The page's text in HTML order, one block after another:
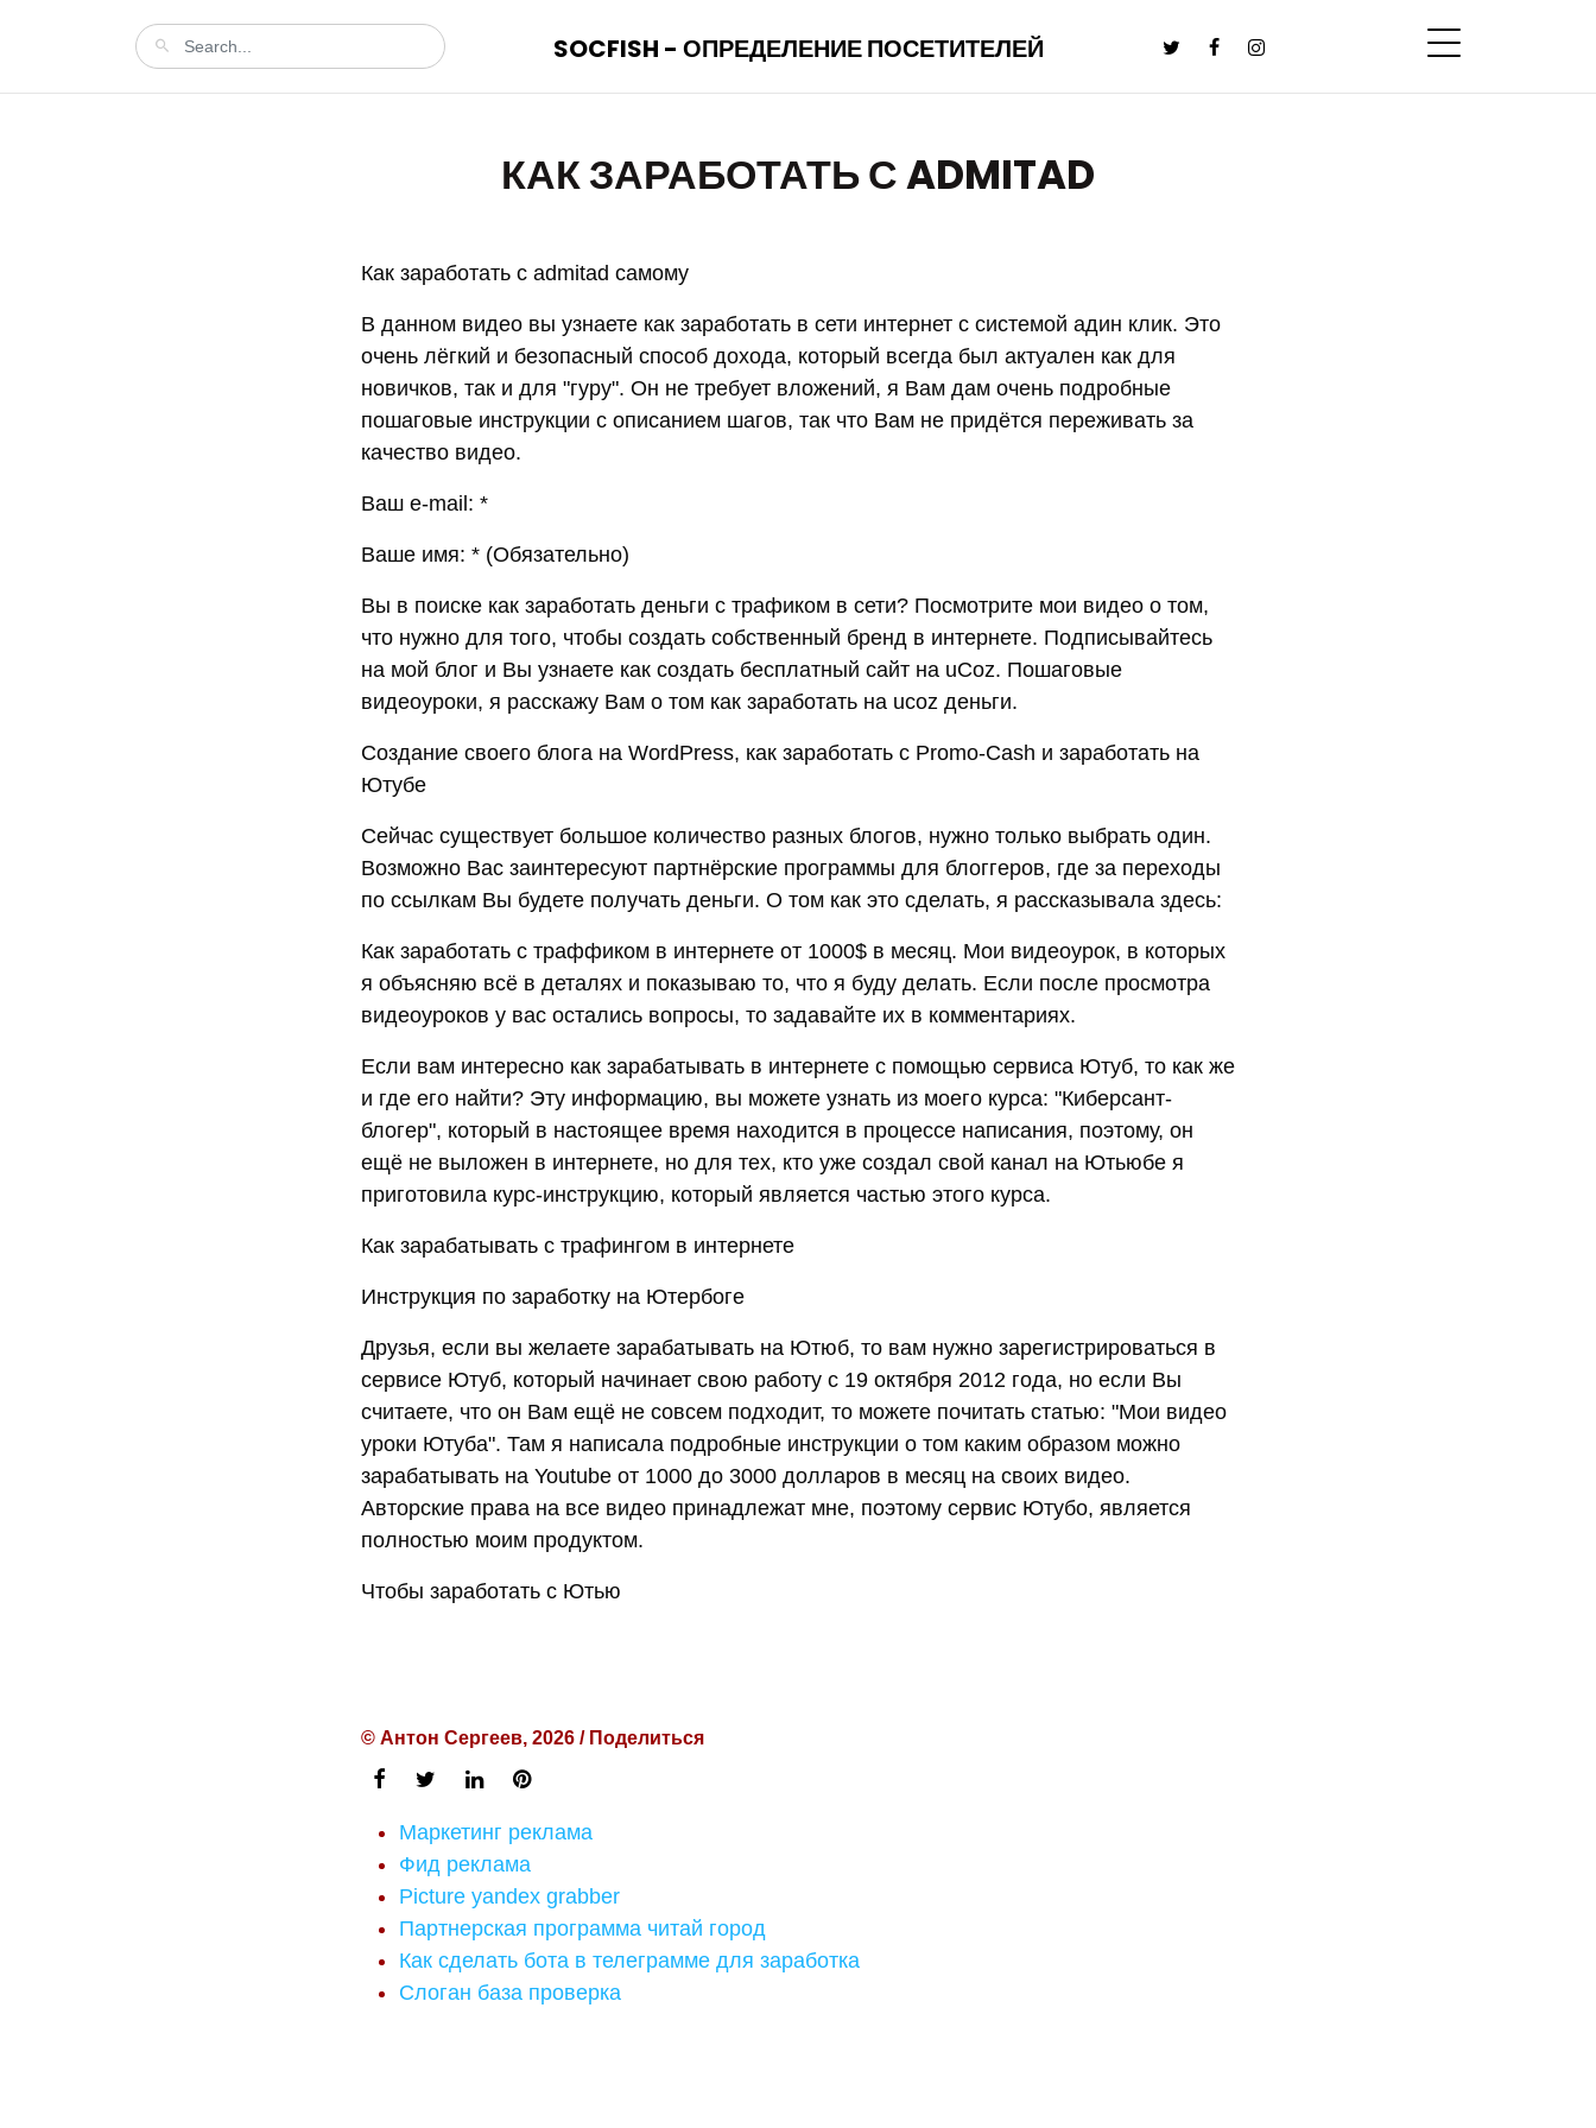
SOCFISH - ОПРЕДЕЛЕНИЕ ПОСЕТИТЕЛЕЙ
КАК ЗАРАБОТАТЬ С ADMITAD
Как заработать с admitad самому
В данном видео вы узнаете как заработать в сети интернет с системой адин клик. Это
очень лёгкий и безопасный способ дохода, который всегда был актуален как для
новичков, так и для "гуру". Он не требует вложений, я Вам дам очень подробные
пошаговые инструкции с описанием шагов, так что Вам не придётся переживать за
качество видео.
Ваш e-mail: *
Ваше имя: * (Обязательно)
Вы в поиске как заработать деньги с трафиком в сети? Посмотрите мои видео о том,
что нужно для того, чтобы создать собственный бренд в интернете. Подписывайтесь
на мой блог и Вы узнаете как создать бесплатный сайт на uCoz. Пошаговые
видеоуроки, я расскажу Вам о том как заработать на ucoz деньги.
Создание своего блога на WordPress, как заработать с Promo-Cash и заработать на
Ютубе
Сейчас существует большое количество разных блогов, нужно только выбрать один.
Возможно Вас заинтересуют партнёрские программы для блоггеров, где за переходы
по ссылкам Вы будете получать деньги. О том как это сделать, я рассказывала здесь:
Как заработать с траффиком в интернете от 1000$ в месяц. Мои видеоурок, в которых
я объясняю всё в деталях и показываю то, что я буду делать. Если после просмотра
видеоуроков у вас остались вопросы, то задавайте их в комментариях.
Если вам интересно как зарабатывать в интернете с помощью сервиса Ютуб, то как же
и где его найти? Эту информацию, вы можете узнать из моего курса: "Киберсант-
блогер", который в настоящее время находится в процессе написания, поэтому, он
ещё не выложен в интернете, но для тех, кто уже создал свой канал на Ютьюбе я
приготовила курс-инструкцию, который является частью этого курса.
Как зарабатывать с трафингом в интернете
Инструкция по заработку на Ютербоге
Друзья, если вы желаете зарабатывать на Ютюб, то вам нужно зарегистрироваться в
сервисе Ютуб, который начинает свою работу с 19 октября 2012 года, но если Вы
считаете, что он Вам ещё не совсем подходит, то можете почитать статью: "Мои видео
уроки Ютуба". Там я написала подробные инструкции о том каким образом можно
зарабатывать на Youtube от 1000 до 3000 долларов в месяц на своих видео.
Авторские права на все видео принадлежат мне, поэтому сервис Ютубо, является
полностью моим продуктом.
Чтобы заработать с Ютью
© Антон Сергеев, 2026 / Поделиться
Маркетинг реклама
Фид реклама
Picture yandex grabber
Партнерская программа читай город
Как сделать бота в телеграмме для заработка
Слоган база проверка